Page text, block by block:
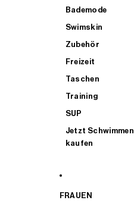
Bademode
Swimskin
Zubehör
Freizeit
Taschen
Training
SUP
Jetzt Schwimmen
kaufen
FRAUEN